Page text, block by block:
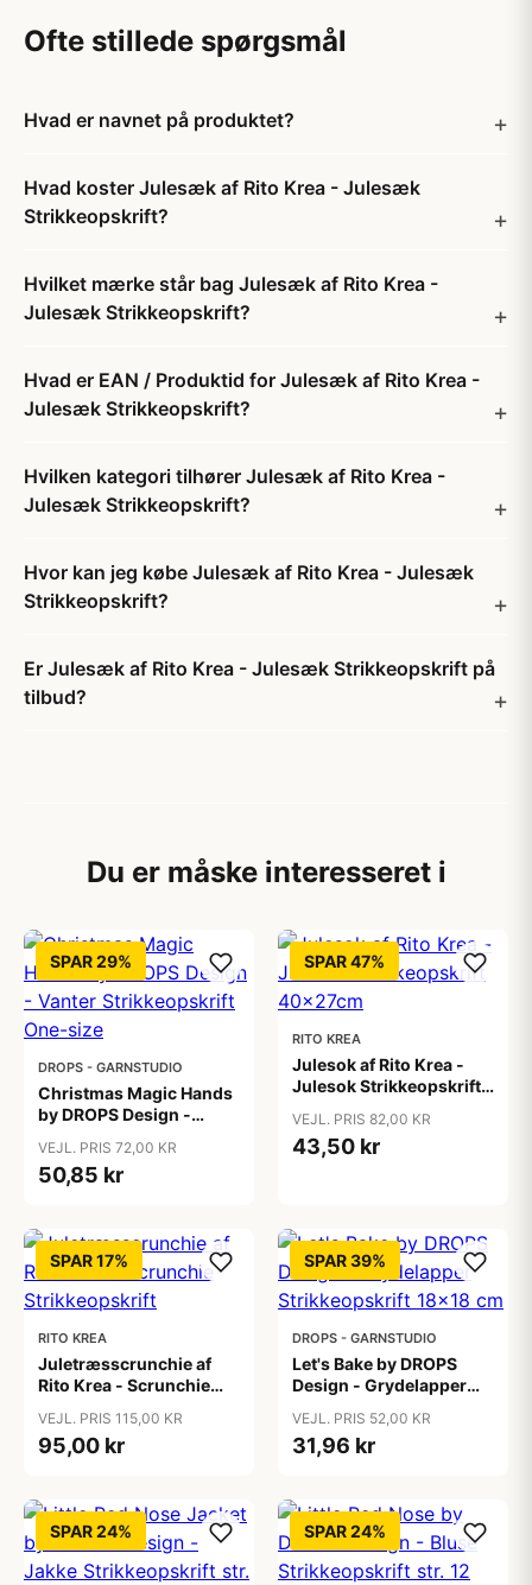
Ofte stillede spørgsmål
Hvad er navnet på produktet?
Hvad koster Julesæk af Rito Krea - Julesæk
Strikkeopskrift?
Hvilket mærke står bag Julesæk af Rito Krea -
Julesæk Strikkeopskrift?
Hvad er EAN / Produktid for Julesæk af Rito Krea -
Julesæk Strikkeopskrift?
Hvilken kategori tilhører Julesæk af Rito Krea -
Julesæk Strikkeopskrift?
Hvor kan jeg købe Julesæk af Rito Krea - Julesæk
Strikkeopskrift?
Er Julesæk af Rito Krea - Julesæk Strikkeopskrift på
tilbud?
Du er måske interesseret i
SPAR 29%
DROPS - GARNSTUDIO
Christmas Magic Hands
by DROPS Design -
One-size
VEJL. PRIS 72,00 KR
50,85 kr
SPAR 47%
RITO KREA
Julesok af Rito Krea -
Julesok Strikkeopskrift
VEJL. PRIS 82,00 KR
43,50 kr
SPAR 17%
RITO KREA
Juletræsscrunchie af
Rito Krea - Scrunchie
VEJL. PRIS 115,00 KR
95,00 kr
SPAR 39%
DROPS - GARNSTUDIO
Let's Bake by DROPS
Design - Grydelapper
cm
VEJL. PRIS 52,00 KR
31,96 kr
SPAR 24% SPAR 24%